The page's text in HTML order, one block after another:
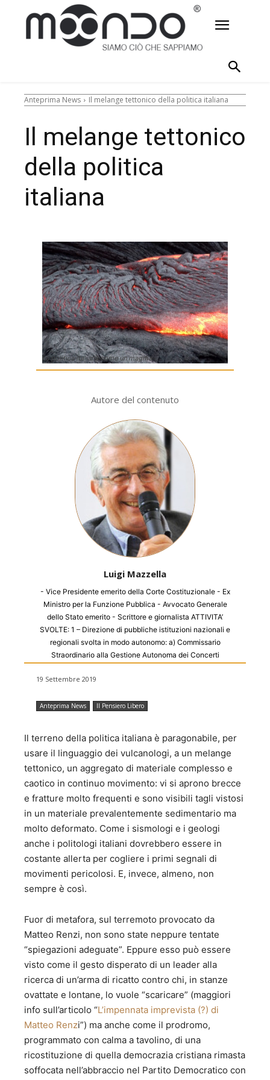
Anteprima News Il melange tettonico della politica italiana
Il melange tettonico
della politica
italiana
La politica italiana come un magma
Autore del contenuto
Luigi Mazzella
- Vice Presidente emerito della Corte Costituzionale - Ex
Ministro per la Funzione Pubblica - Avvocato Generale
dello Stato emerito - Scrittore e giornalista ATTIVITA’
SVOLTE: 1 – Direzione di pubbliche istituzioni nazionali e
regionali svolta in modo autonomo: a) Commissario
Straordinario alla Gestione Autonoma dei Concerti
1978 (nominato dal Ministro dello Spettacolo On. Adolfo
Nazionale d’Arte drammatica “Silvio d’Amico” dal 1979 al
dell’IDISU (poi ADISU) Università di Tor Vergata di Roma,
dal 1993 al 1997, nominato dalla Regione Lazio. d) Vice
Presidente del Consiglio di Amministrazione della Banca
Nazionale del Lavoro – Sezione Autonoma di Credito
Cinematografico (SACC) dal 1984 al 1990. e) Vice
Presidente del Consiglio Direttivo dell’Accademia
Filarmonica Romana, plurisecolare istituzione musicale di
rilevanza nazionale. f) Membro del Consiglio Direttivo
dell’Ente Autonomo “La Biennale di Venezia” per due
mandati consecutivi. 2 – Incarichi direttivi in Gabinetti
Ministeriali: a) Vice Presidenza del Consiglio dei Ministri
lavori pubblici dal 1973 al 1975 (Capo dell’Ufficio
(Consigliere Giuridico del Ministro). d) Ministero per il
turismo e lo spettacolo dal 1983 al 1985 (Capo di
Gabinetto). e) Ministero dell’ambiente dal 1986 al 1987
(Capo di Gabinetto) f) Ministero delle aree urbane dal 1987
al 1993 (Capo di Gabinetto). 3 – Attività svolte in organismi
internazionali e altri organismi interni: a) Membro del
Comitato per i Pubblici Appalti della allora CEE a Bruxelles
dal 1973 al 1975. b) Membro del Comitato Giuridico
dell’Organizzazione Internazionale dell’Aviazione Civile
(ICAO-OACI) a Montreal dal 1983 al 1985. c) Membro del
Comitato per gli Affari Urbani dell’OCSE a Parigi dal 1987
al 1993. d) Membro della delegazione della Cassa per il
Mezzogiorno dal 1973 al 1975. e) Membro del Consiglio
19 Settembre 2019
Anteprima News Il Pensiero Libero
Il terreno della politica italiana è paragonabile, per
usare il linguaggio dei vulcanologi, a un melange
tettonico, un aggregato di materiale complesso e
caotico in continuo movimento: vi si aprono brecce
e fratture molto frequenti e sono visibili tagli vistosi
in un materiale prevalentemente sedimentario ma
molto deformato. Come i sismologi e i geologi
anche i politologi italiani dovrebbero essere in
costante allerta per cogliere i primi segnali di
movimenti pericolosi. E, invece, almeno, non
sempre è così.
Fuor di metafora, sul terremoto provocato da
Matteo Renzi, non sono state neppure tentate
“spiegazioni adeguate”. Eppure esso può essere
visto come il gesto disperato di un leader alla
ricerca di un’arma di ricatto contro chi, in stanze
ovattate e lontane, lo vuole “scaricare” (maggiori
info sull’articolo “L’impennata imprevista (?) di
Matteo Renzi”) ma anche come il prodromo,
programmato con calma a tavolino, di una
ricostituzione di quella democrazia cristiana rimasta
soffocata nell’abbraccio nel Partito Democratico con